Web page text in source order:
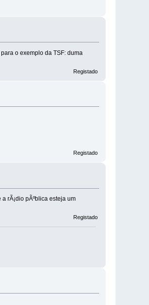
o exemplo da TSF: duma
Registado
Registado
rÃ¡dio pÃºblica esteja um
Registado